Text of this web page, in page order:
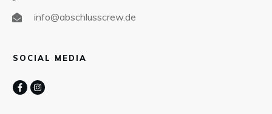
info@abschlusscrew.de
SOCIAL MEDIA